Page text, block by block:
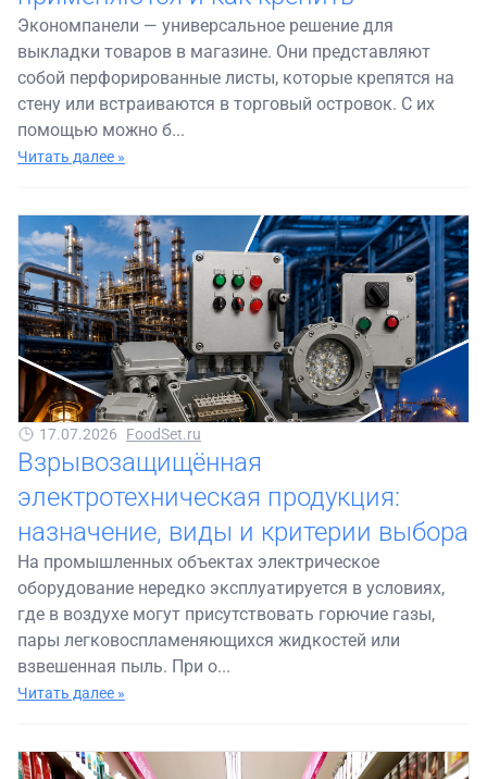
Экономпанели — универсальное решение для
выкладки товаров в магазине. Они представляют
собой перфорированные листы, которые крепятся на
стену или встраиваются в торговый островок. С их
помощью можно б...
Читать далее »
17.07.2026 FoodSet.ru
Взрывозащищённая
электротехническая продукция:
назначение, виды и критерии выбора
На промышленных объектах электрическое
оборудование нередко эксплуатируется в условиях,
где в воздухе могут присутствовать горючие газы,
пары легковоспламеняющихся жидкостей или
взвешенная пыль. При о...
Читать далее »